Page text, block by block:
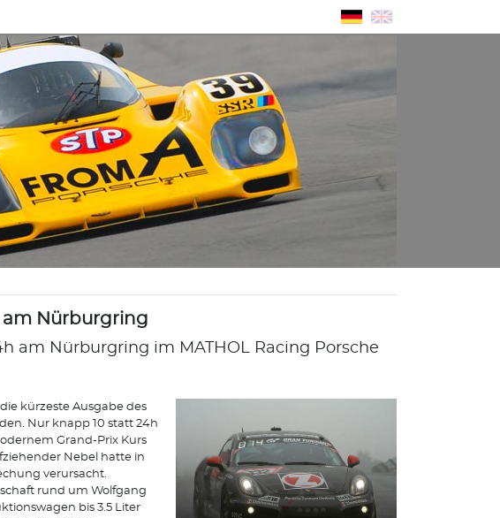
am Nürburgring
am Nürburgring im MATHOL Racing Porsche
kürzeste Ausgabe des
Nur knapp 10 statt 24h
Grand-Prix Kurs
Nebel hatte in
verursacht.
rund um Wolfgang
bis 3.5 Liter